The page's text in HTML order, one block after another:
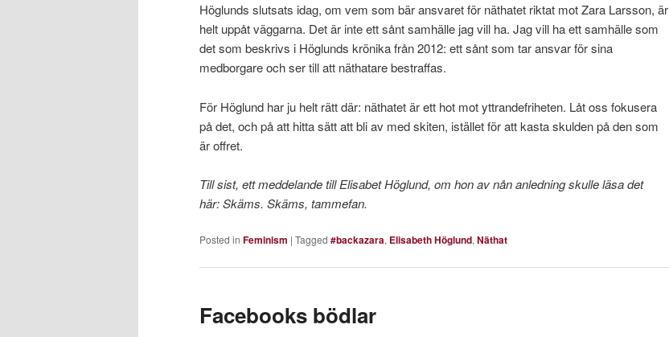
Höglunds slutsats idag, om vem som bär ansvaret för näthatet riktat mot Zara Larsson, är
helt uppåt väggarna. Det är inte ett sånt samhälle jag vill ha. Jag vill ha ett samhälle som
det som beskrivs i Höglunds krönika från 2012: ett sånt som tar ansvar för sina
medborgare och ser till att näthatare bestraffas.
För Höglund har ju helt rätt där: näthatet är ett hot mot yttrandefriheten. Låt oss fokusera
på det, och på att hitta sätt att bli av med skiten, istället för att kasta skulden på den som
är offret.
Till sist, ett meddelande till Elisabet Höglund, om hon av nån anledning skulle läsa det
här: Skäms. Skäms, tammefan.
Posted in Feminism | Tagged #backazara, Elisabeth Höglund, Näthat
Facebooks bödlar